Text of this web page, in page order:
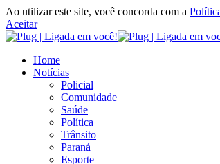
Ao utilizar este site, você concorda com a
Aceitar
Home
Notícias
Policial
Comunidade
Saúde
Política
Trânsito
Paraná
Esporte